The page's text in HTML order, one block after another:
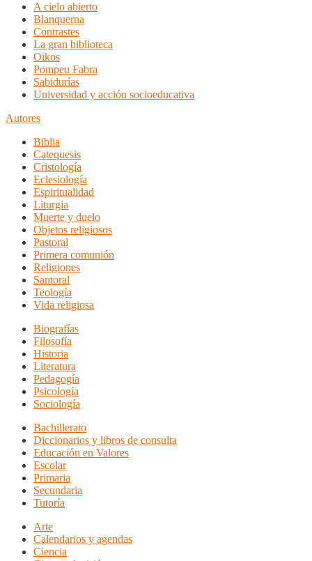
A cielo abierto
Blanquerna
Contrastes
La gran biblioteca
Oikos
Pompeu Fabra
Sabidurías
Universidad y acción socioeducativa
Autores
Biblia
Catequesis
Cristología
Eclesiología
Espiritualidad
Liturgia
Muerte y duelo
Objetos religiosos
Pastoral
Primera comunión
Religiones
Santoral
Teología
Vida religiosa
Biografías
Filosofía
Historia
Literatura
Pedagogía
Psicología
Sociología
Bachillerato
Diccionarios y libros de consulta
Educación en Valores
Escolar
Primaria
Secundaria
Tutoría
Arte
Calendarios y agendas
Ciencia